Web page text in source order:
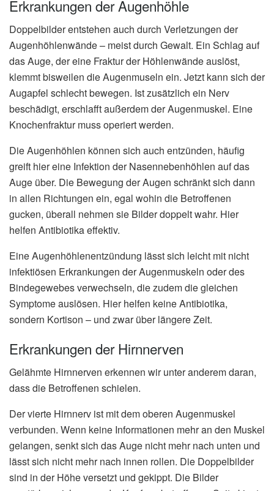
Erkrankungen der Augenhöhle
Doppelbilder entstehen auch durch Verletzungen der
Augenhöhlenwände – meist durch Gewalt. Ein Schlag auf
das Auge, der eine Fraktur der Höhlenwände auslöst,
klemmt bisweilen die Augenmuseln ein. Jetzt kann sich der
Augapfel schlecht bewegen. Ist zusätzlich ein Nerv
beschädigt, erschlafft außerdem der Augenmuskel. Eine
Knochenfraktur muss operiert werden.
Die Augenhöhlen können sich auch entzünden, häufig
greift hier eine Infektion der Nasennebenhöhlen auf das
Auge über. Die Bewegung der Augen schränkt sich dann
in allen Richtungen ein, egal wohin die Betroffenen
gucken, überall nehmen sie Bilder doppelt wahr. Hier
helfen Antibiotika effektiv.
Eine Augenhöhlenentzündung lässt sich leicht mit nicht
infektiösen Erkrankungen der Augenmuskeln oder des
Bindegewebes verwechseln, die zudem die gleichen
Symptome auslösen. Hier helfen keine Antibiotika,
sondern Kortison – und zwar über längere Zeit.
Erkrankungen der Hirnnerven
Gelähmte Hirnnerven erkennen wir unter anderem daran,
dass die Betroffenen schielen.
Der vierte Hirnnerv ist mit dem oberen Augenmuskel
verbunden. Wenn keine Informationen mehr an den Muskel
gelangen, senkt sich das Auge nicht mehr nach unten und
lässt sich nicht mehr nach innen rollen. Die Doppelbilder
sind in der Höhe versetzt und gekippt. Die Bilder